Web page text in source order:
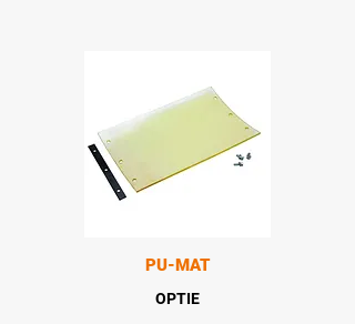
PU-MAT
OPTIE